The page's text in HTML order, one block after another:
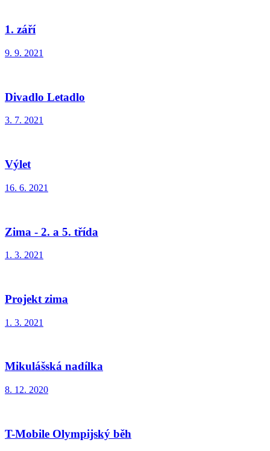
1. září
9. 9. 2021
Divadlo Letadlo
3. 7. 2021
Výlet
16. 6. 2021
Zima - 2. a 5. třída
1. 3. 2021
Projekt zima
1. 3. 2021
Mikulášská nadílka
8. 12. 2020
T-Mobile Olympijský běh